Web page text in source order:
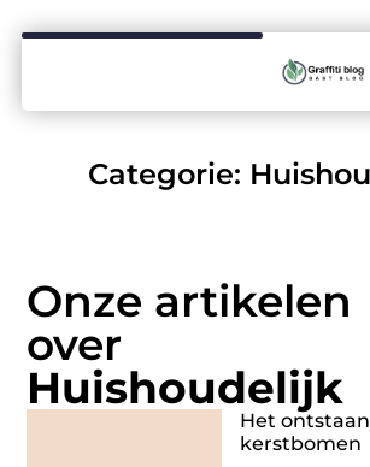
Categorie:
Onze artikelen
over
Huishoudelijk
Het
kerstbomen